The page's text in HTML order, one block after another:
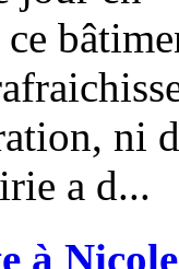
ni
a d...
à Nicole